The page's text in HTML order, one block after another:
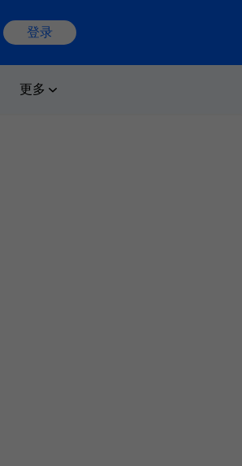
登录
更多